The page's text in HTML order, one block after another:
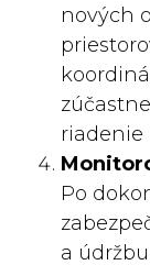
nových
riadenie
Po
a